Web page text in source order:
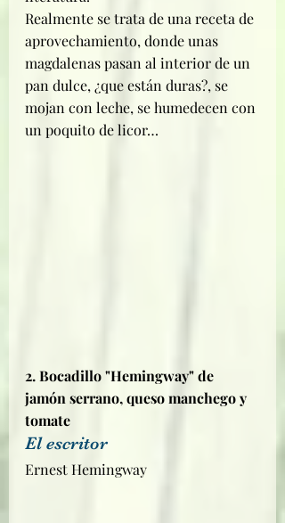
Realmente se trata de una receta de
aprovechamiento, donde unas
magdalenas pasan al interior de un
pan dulce, ¿que están duras?, se
mojan con leche, se humedecen con
un poquito de licor…
2. Bocadillo "Hemingway" de
jamón serrano, queso manchego y
tomate
El escritor
Ernest Hemingway